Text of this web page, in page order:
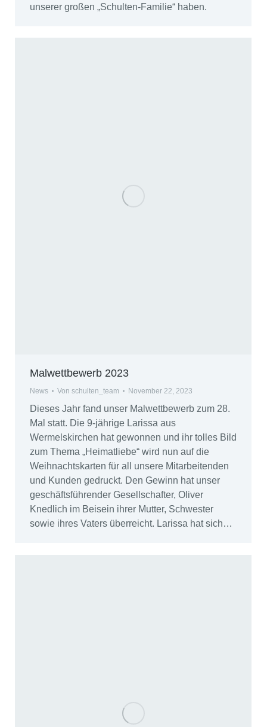
unserer großen „Schulten-Familie“ haben.
Malwettbewerb 2023
News Von schulten_team November 22, 2023
Dieses Jahr fand unser Malwettbewerb zum 28.
Mal statt. Die 9-jährige Larissa aus
Wermelskirchen hat gewonnen und ihr tolles Bild
zum Thema „Heimatliebe“ wird nun auf die
Weihnachtskarten für all unsere Mitarbeitenden
und Kunden gedruckt. Den Gewinn hat unser
geschäftsführender Gesellschafter, Oliver
Knedlich im Beisein ihrer Mutter, Schwester
sowie ihres Vaters überreicht. Larissa hat sich…